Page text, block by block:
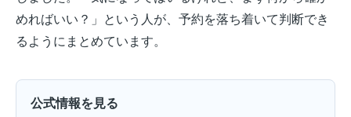
めればいい？」という人が、予約を落ち着いて判断でき
るようにまとめています。
公式情報を見る